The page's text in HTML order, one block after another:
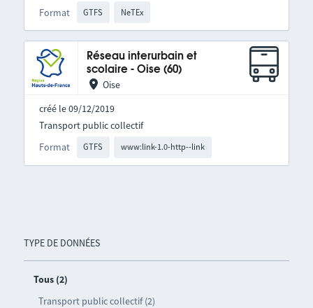
TYPE DE DONNÉES
Tous (2)
Transport public collectif (2)
Format GTFS NeTEx
Réseau interurbain et
scolaire - Oise (60)
Oise
créé le 09/12/2019
Format GTFS www:link-1.0-http--link
Transport public collectif